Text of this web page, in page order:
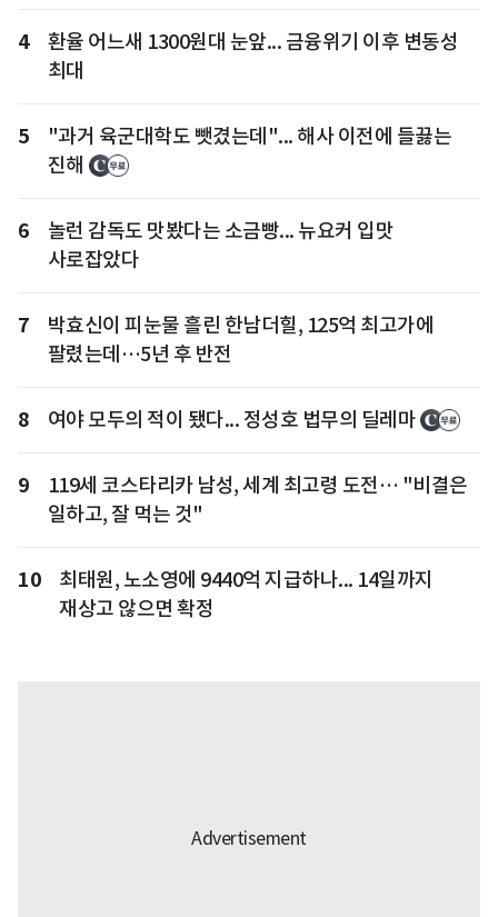
4
환율 어느새 1300원대 눈앞... 금융위기 이후 변동성
최대
5
"과거 육군대학도 뺏겼는데"... 해사 이전에 들끓는
진해
6
놀런 감독도 맛봤다는 소금빵... 뉴요커 입맛
사로잡았다
7
박효신이 피눈물 흘린 한남더힐, 125억 최고가에
팔렸는데…5년 후 반전
8 여야 모두의 적이 됐다... 정성호 법무의 딜레마
9
119세 코스타리카 남성, 세계 최고령 도전… "비결은
일하고, 잘 먹는 것"
10
최태원, 노소영에 9440억 지급하나... 14일까지
재상고 않으면 확정